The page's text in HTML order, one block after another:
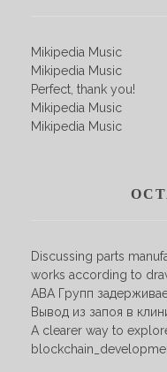
Mikipedia Music
Mikipedia Music
Perfect, thank you!
Mikipedia Music
Mikipedia Music
Discussing parts
works according to
АВА Групп
Вывод из запоя в
A clearer way to